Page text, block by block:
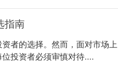
指南
者的选择。然而，面对市场上
投资者必须审慎对待....